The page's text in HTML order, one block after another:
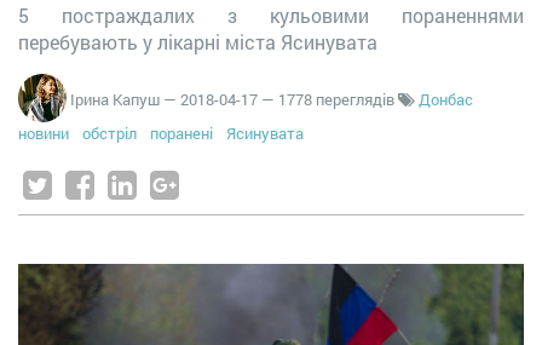
5 постраждалих з кульовими пораненнями
перебувають у лікарні міста Ясинувата
Ірина Капуш — 2018-04-17 — 1778 переглядів
Донбас
новини
обстріл поранені Ясинувата